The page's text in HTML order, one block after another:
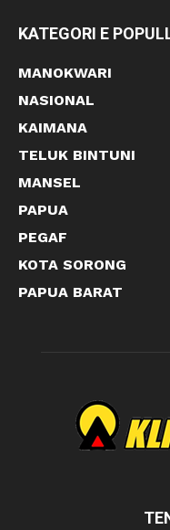
KATEGORI E
MANOKWARI
NASIONAL
KAIMANA
TELUK BINTUNI
MANSEL
PAPUA
PEGAF
KOTA SORONG
PAPUA BARAT